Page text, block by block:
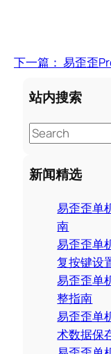
下一篇： 易歪歪
站内搜索
S
e
a
r
新闻精选
易歪歪单
南
易歪歪单
复按键设
易歪歪单
整指南
易歪歪单
术数据保